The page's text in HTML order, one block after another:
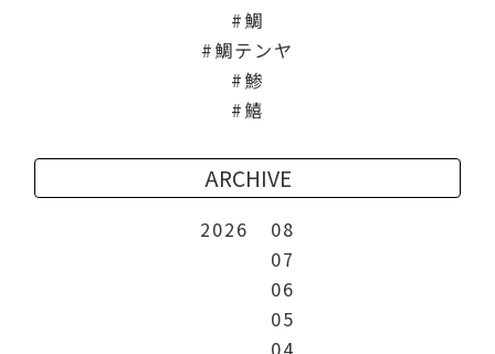
鯛
鯛テンヤ
鯵
鱚
ARCHIVE
2026
08
07
06
05
04